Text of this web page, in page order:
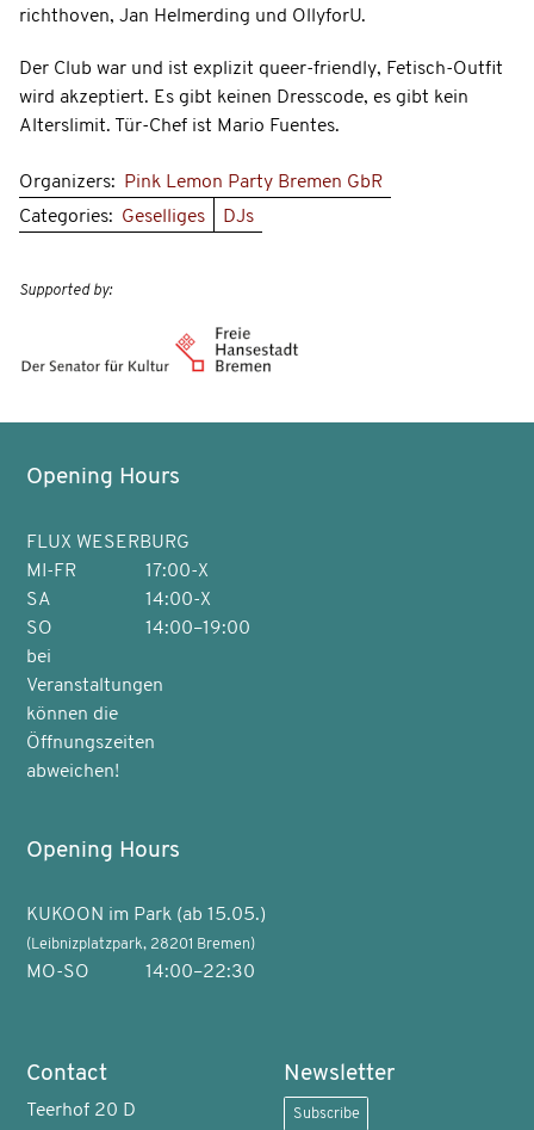
richthoven, Jan Helmerding und OllyforU.
Der Club war und ist explizit queer-friendly, Fetisch-Outfit
wird akzeptiert. Es gibt keinen Dresscode, es gibt kein
Alterslimit. Tür-Chef ist Mario Fuentes.
Organizers:
Pink Lemon Party Bremen GbR
Categories: Geselliges DJs
Supported by:
Opening Hours
FLUX WESERBURG
MI-FR
17:00-X
SA
14:00-X
SO
14:00–19:00
bei
Veranstaltungen
können die
Öffnungszeiten
abweichen!
Opening Hours
KUKOON im Park (ab 15.05.)
(Leibnizplatzpark, 28201 Bremen)
MO-SO 14:00–22:30
Contact
Teerhof 20 D
Newsletter
Subscribe